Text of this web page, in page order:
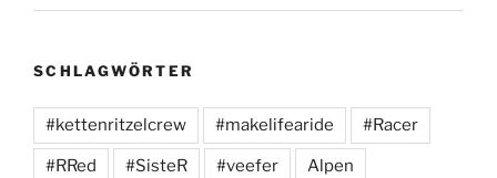
SCHLAGWÖRTER
#kettenritzelcrew #makelifearide #Racer
#RRed #SisteR #veefer Alpen